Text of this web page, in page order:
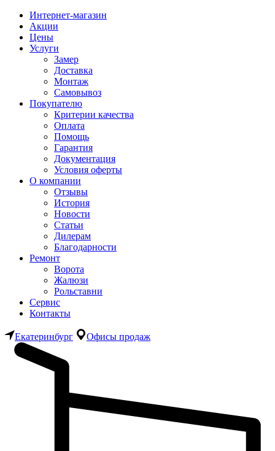
Интернет-магазин
Акции
Цены
Услуги
Замер
Доставка
Монтаж
Самовывоз
Покупателю
Критерии качества
Оплата
Помощь
Гарантия
Документация
Условия оферты
О компании
Отзывы
История
Новости
Статьи
Дилерам
Благодарности
Ремонт
Ворота
Жалюзи
Рольставни
Сервис
Контакты
Екатеринбург Офисы продаж